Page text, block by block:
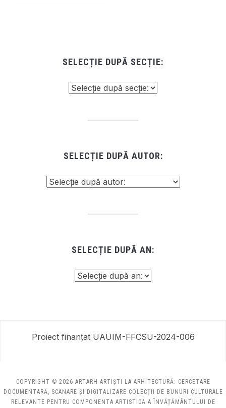
SELECȚIE DUPĂ SECȚIE:
SELECȚIE DUPĂ AUTOR:
SELECȚIE DUPĂ AN:
Proiect finanțat UAUIM-FFCSU-2024-006
COPYRIGHT © 2026 ARTARH ARTIȘTI LA ARHITECTURĂ: CERCETARE
DOCUMENTARĂ, SCANARE ȘI DIGITALIZARE COLECȚII DE BUNURI CULTURALE
RELEVANTE PENTRU COMPONENTA ARTISTICĂ A ÎNVĂȚĂMÂNTULUI DE